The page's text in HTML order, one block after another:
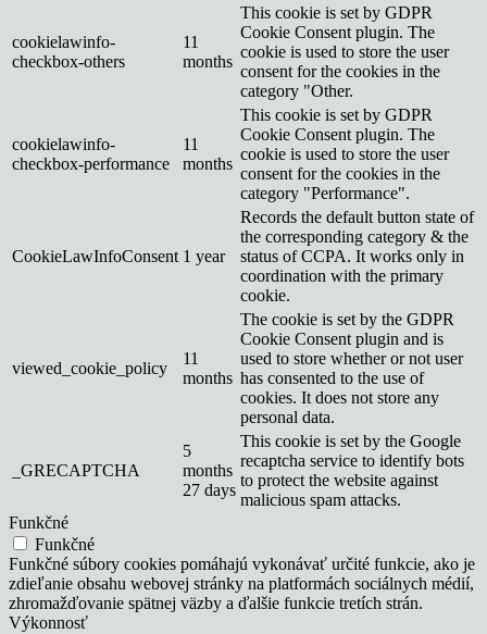
cookielawinfo-
checkbox-others
11
months
This cookie is set by GDPR
Cookie Consent plugin. The
cookie is used to store the user
consent for the cookies in the
category "Other.
cookielawinfo-
checkbox-performance
11
months
This cookie is set by GDPR
Cookie Consent plugin. The
cookie is used to store the user
consent for the cookies in the
category "Performance".
CookieLawInfoConsent 1 year
Records the default button state of
the corresponding category & the
status of CCPA. It works only in
coordination with the primary
cookie.
viewed_cookie_policy
11
months
The cookie is set by the GDPR
Cookie Consent plugin and is
used to store whether or not user
has consented to the use of
cookies. It does not store any
personal data.
_GRECAPTCHA
5
months
27 days
This cookie is set by the Google
recaptcha service to identify bots
to protect the website against
malicious spam attacks.
Funkčné
Funkčné
Funkčné súbory cookies pomáhajú vykonávať určité funkcie, ako je
zdieľanie obsahu webovej stránky na platformách sociálnych médií,
zhromažďovanie spätnej väzby a ďalšie funkcie tretích strán.
Výkonnosť